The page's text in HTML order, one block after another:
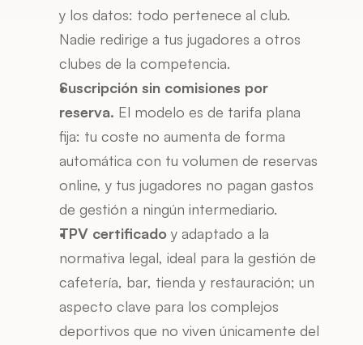
y los datos: todo pertenece al club.
Nadie redirige a tus jugadores a otros
clubes de la competencia.
Suscripción sin comisiones por
reserva. El modelo es de tarifa plana
fija: tu coste no aumenta de forma
automática con tu volumen de reservas
online, y tus jugadores no pagan gastos
de gestión a ningún intermediario.
TPV certificado y adaptado a la
normativa legal, ideal para la gestión de
cafetería, bar, tienda y restauración; un
aspecto clave para los complejos
deportivos que no viven únicamente del